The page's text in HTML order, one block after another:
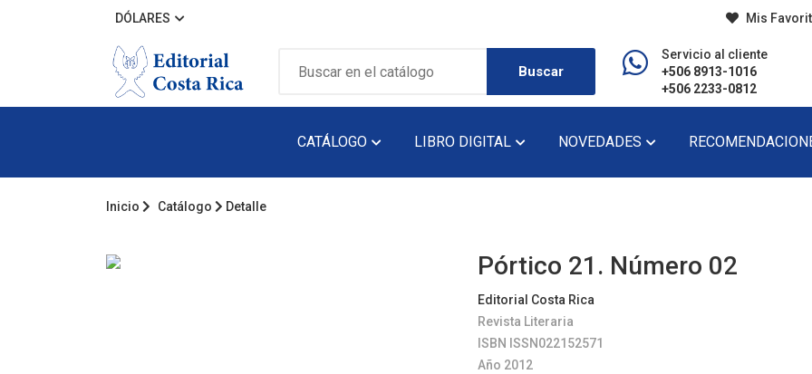
DÓLARES Mis
Buscar
Servicio al cliente
+506 8913-1016
+506 2233-0812
CATÁLOGO
Fondo Editorial
LIBRO DIGITAL NOVEDADES
Inicio Catálogo Detalle
Pórtico 21. Número 02
Editorial Costa Rica
Revista Literaria
ISBN ISSN022152571
Año 2012